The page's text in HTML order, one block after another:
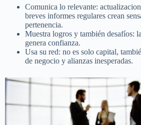
Comunica lo relevante:
breves informes regulares crean
pertenencia.
Muestra logros y también desafíos:
genera confianza.
Usa su red: no es solo capital,
de negocio y alianzas inesperadas.